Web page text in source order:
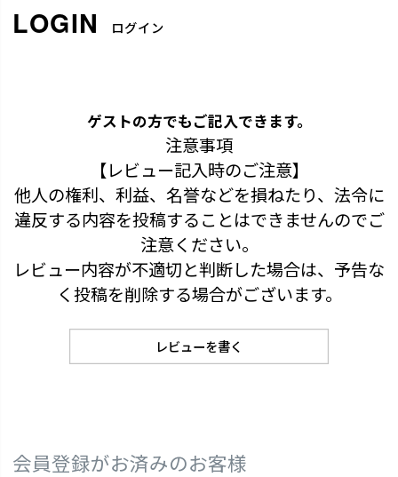
ログイン
ゲストの方でもご記入できます。
注意事項
【レビュー記入時のご注意】
他人の権利、利益、名誉などを損ねたり、法令に
違反する内容を投稿することはできませんのでご
注意ください。
レビュー内容が不適切と判断した場合は、予告な
く投稿を削除する場合がございます。
レビューを書く
会員登録がお済みのお客様